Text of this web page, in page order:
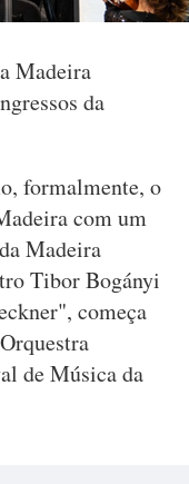
Madeira
da
formalmente, o
com um
Madeira
Tibor Bogányi
começa
de Música da